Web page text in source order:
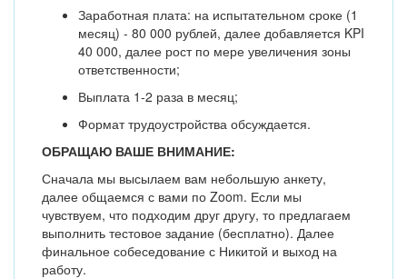
Заработная плата: на испытательном сроке (1
месяц) - 80 000 рублей, далее добавляется KPI
40 000, далее рост по мере увеличения зоны
ответственности;
Выплата 1-2 раза в месяц;
Формат трудоустройства обсуждается.
ОБРАЩАЮ ВАШЕ ВНИМАНИЕ:
Сначала мы высылаем вам небольшую анкету,
далее общаемся с вами по Zoom. Если мы
чувствуем, что подходим друг другу, то предлагаем
выполнить тестовое задание (бесплатно). Далее
финальное собеседование с Никитой и выход на
работу.